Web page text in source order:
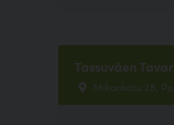
Tassuväen
Mikonkatu 28,